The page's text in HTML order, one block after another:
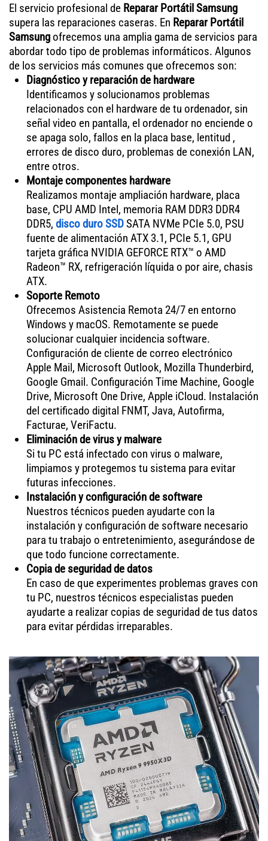
El servicio profesional de Reparar Portátil Samsung
supera las reparaciones caseras. En Reparar Portátil
Samsungofrecemos una amplia gama de servicios para
abordar todo tipo de problemas informáticos. Algunos
de los servicios más comunes que ofrecemos son:
Diagnóstico y reparación de hardware
Identificamos y solucionamos problemas
relacionados con el hardware de tu ordenador, sin
señal video en pantalla, el ordenador no enciende o
se apaga solo, fallos en la placa base, lentitud ,
errores de disco duro, problemas de conexión LAN,
entre otros.
Montaje componentes hardware
Realizamos montaje ampliación hardware, placa
base, CPU AMD Intel, memoria RAM DDR3 DDR4
DDR5, disco duro SSDSATA NVMe PCIe 5.0, PSU
fuente de alimentación ATX 3.1, PCIe 5.1, GPU
tarjeta gráfica NVIDIA GEFORCE RTX™ o AMD
Radeon™ RX, refrigeración líquida o por aire, chasis
ATX.
Soporte Remoto
Ofrecemos Asistencia Remota 24/7 en entorno
Windows y macOS. Remotamente se puede
solucionar cualquier incidencia software.
Configuración de cliente de correo electrónico
Apple Mail, Microsoft Outlook, Mozilla Thunderbird,
Google Gmail. Configuración Time Machine, Google
Drive, Microsoft One Drive, Apple iCloud. Instalación
del certificado digital FNMT, Java, Autofirma,
Facturae, VeriFactu.
Eliminación de virus y malware
Si tu PC está infectado con virus o malware,
limpiamos y protegemos tu sistema para evitar
futuras infecciones.
Instalación y configuración de software
Nuestros técnicos pueden ayudarte con la
instalación y configuración de software necesario
para tu trabajo o entretenimiento, asegurándose de
que todo funcione correctamente.
Copia de seguridad de datos
En caso de que experimentes problemas graves con
tu PC, nuestros técnicos especialistas pueden
ayudarte a realizar copias de seguridad de tus datos
para evitar pérdidas irreparables.